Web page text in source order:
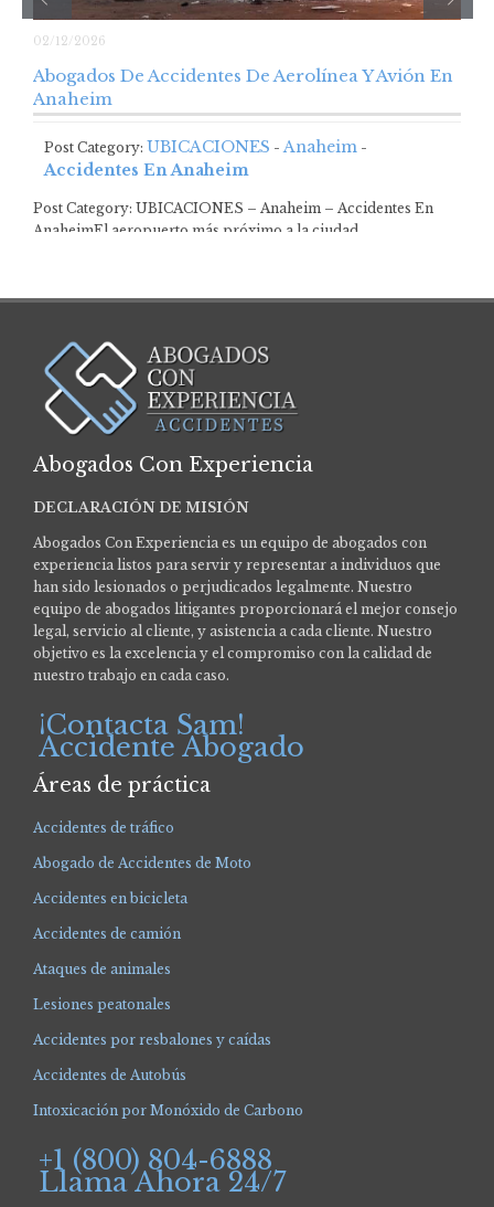
02/12/2026
Abogados De Accidentes De Aerolínea Y Avión En
Anaheim
Post Category: UBICACIONES - Anaheim -
Accidentes En Anaheim
Post Category: UBICACIONES – Anaheim – Accidentes En
AnaheimEl aeropuerto más próximo a la ciudad…
Abogados Con Experiencia
DECLARACIÓN DE MISIÓN
Abogados Con Experiencia es un equipo de abogados con
experiencia listos para servir y representar a individuos que
han sido lesionados o perjudicados legalmente. Nuestro
equipo de abogados litigantes proporcionará el mejor consejo
legal, servicio al cliente, y asistencia a cada cliente. Nuestro
objetivo es la excelencia y el compromiso con la calidad de
nuestro trabajo en cada caso.
¡Contacta Sam!
Accidente Abogado
Áreas de práctica
Accidentes de tráfico
Abogado de Accidentes de Moto
Accidentes en bicicleta
Accidentes de camión
Ataques de animales
Lesiones peatonales
Accidentes por resbalones y caídas
Accidentes de Autobús
Intoxicación por Monóxido de Carbono
+1 (800) 804-6888
Llama Ahora 24/7